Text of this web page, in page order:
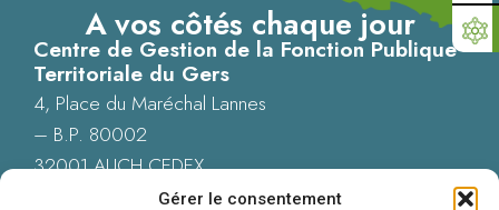
Gérer le consentement
A vos côtés chaque jour
Centre de Gestion de la Fonction Publique
Territoriale du Gers
4, Place du Maréchal Lannes
– B.P. 80002
32001 AUCH CEDEX
05 62 60 15 00